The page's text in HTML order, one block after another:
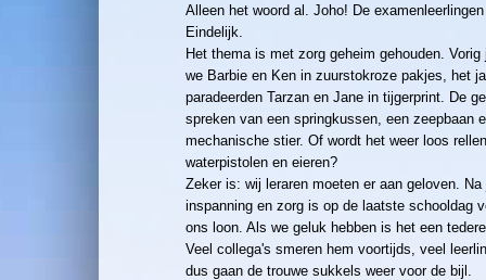
Alleen het woord al. Joho! De
Eindelijk.
Het thema is met zorg geheim gehouden. Vorig
we Barbie en Ken in zuurstokroze pakjes, het
paradeerden Tarzan en Jane in tijgerprint. De
spreken van een springkussen, een zeepbaan
mechanische stier. Of wordt het weer loos
waterpistolen en eieren?
Zeker is: wij leraren moeten er aan geloven. Na
inspanning en zorg is op de laatste schooldag
ons loon. Als we geluk hebben is het een
Veel collega's smeren hem voortijds, veel
dus gaan de trouwe sukkels weer voor de bijl.